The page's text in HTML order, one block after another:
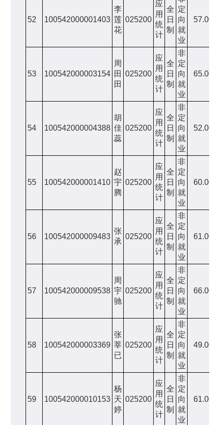
52 100542000001403
李
莲
花
025200
应
用
统
计
全
日
制
定
向
就
业
57.00
53 100542000003154
周
田
田
025200
应
用
统
计
全
日
制
非
定
向
就
业
65.00
54 100542000004388
胡
佳
蕊
025200
应
用
统
计
全
日
制
非
定
向
就
业
52.00
55 100542000001410
赵
宇
腾
025200
应
用
统
计
全
日
制
非
定
向
就
业
60.00
56 100542000009483
张
承
025200
应
用
统
计
全
日
制
非
定
向
就
业
61.00
57 100542000009538
周
宇
驰
025200
应
用
统
计
全
日
制
非
定
向
就
业
66.00
58 100542000003369
张
莘
已
025200
应
用
统
计
全
日
制
非
定
向
就
业
49.00
59 100542000010153
杨
天
婷
025200
应
用
统
计
全
日
制
非
定
向
就
业
61.00